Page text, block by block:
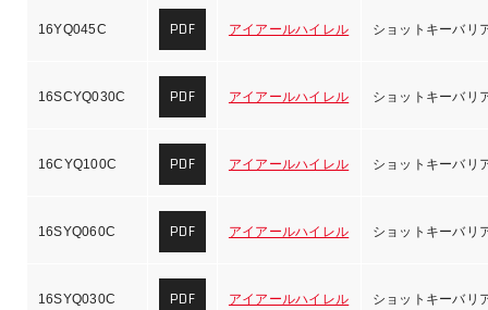
16YQ045C PDF アイアールハイレル ショットキーバリ
16SCYQ030C PDF アイアールハイレル ショットキーバリ
16CYQ100C PDF アイアールハイレル ショットキーバリ
16SYQ060C PDF アイアールハイレル ショットキーバリ
16SYQ030C PDF アイアールハイレル ショットキーバリ